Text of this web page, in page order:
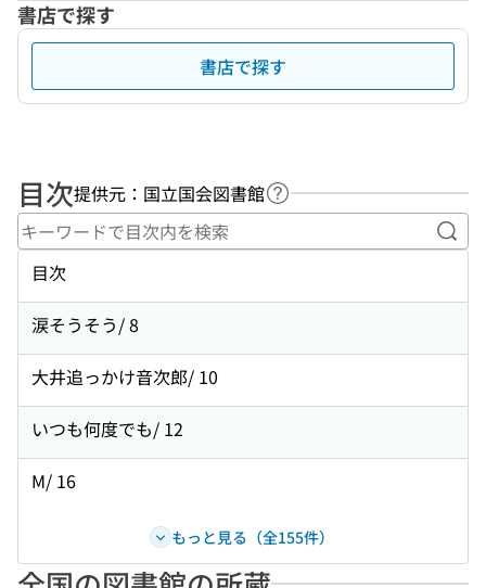
書店で探す
書店で探す
目次提供元：国立国会図書館 ヘルプページへのリンク
キ
目次
涙そうそう/ 8
大井追っかけ音次郎/ 10
いつも何度でも/ 12
M/ 16
もっと見る（全155件）